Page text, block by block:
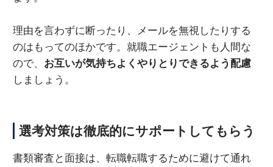
理由を言わずに断ったり、メールを無視したりする
のはもってのほかです。就職エージェントも人間な
ので、 お互いが気持ちよくやりとりできるよう配慮
しましょう。
選考対策は徹底的にサポートしてもらう
書類審査と面接は、転職転職するために避けて通れ